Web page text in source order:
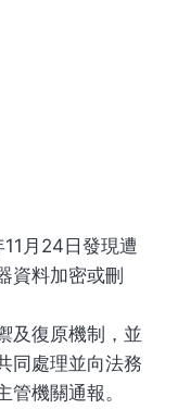
月24日發現遭
資料加密或刪
及復原機制，並
同處理並向法務
機關通報。